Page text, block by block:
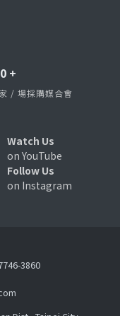
+
/ 場採購媒合會
Watch Us
on YouTube
Follow Us
on Instagram
3860